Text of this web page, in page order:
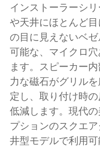
インストーラーシ
や天井にほとんど
の目に見えないベ
可能な、マイクロ
ます。スピーカー
力な磁石がグリル
定し、取り付け時
低減します。現代
プションのスクエ
井型モデルで利用